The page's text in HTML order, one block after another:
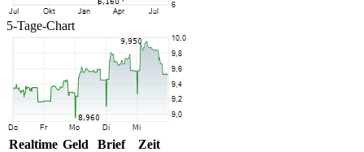
5-Tage-Chart
Realtime Geld Brief
Zeit